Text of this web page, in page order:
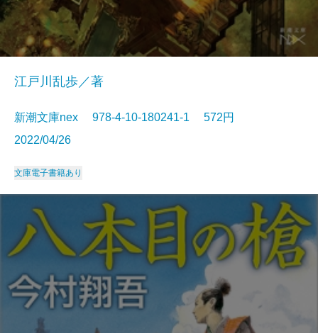
江戸川乱歩／著
新潮文庫nex 978-4-10-180241-1 572円
2022/04/26
文庫電子書籍あり